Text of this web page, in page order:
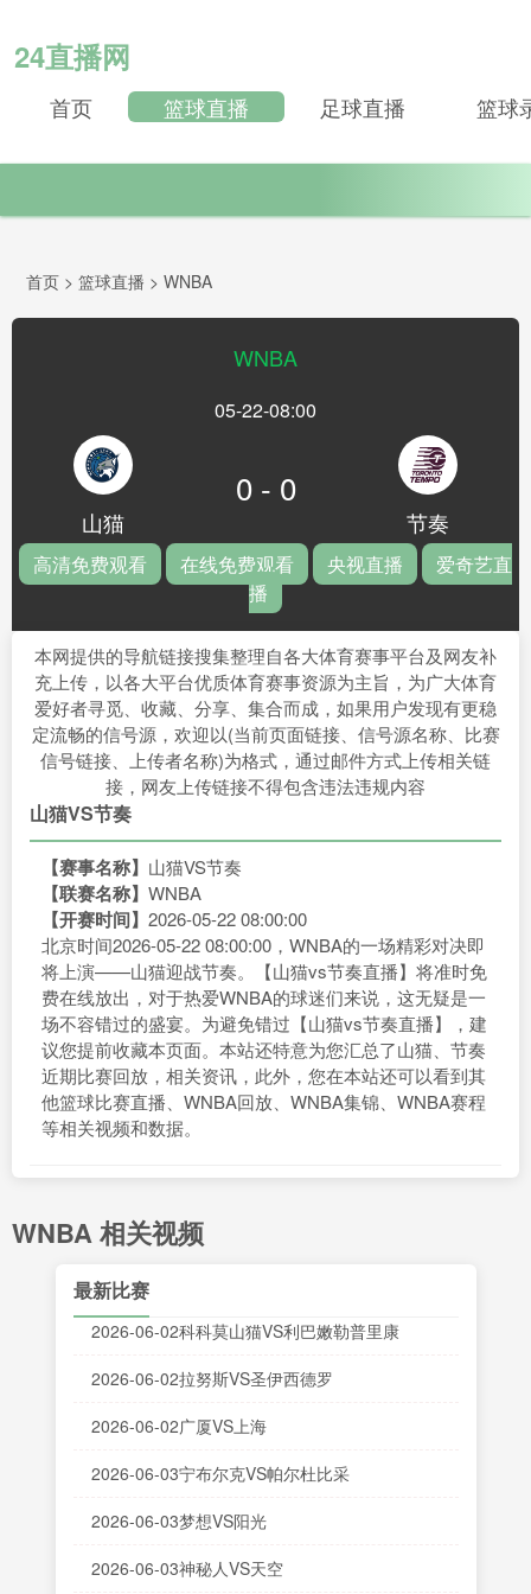
24直播网
首页 篮球直播 足球直播 篮球
首页 > 篮球直播 > WNBA
WNBA
05-22-08:00
山猫
0 - 0
节奏
高清免费观看 在线免费观看 央视直播
爱奇艺直
播
本网提供的导航链接搜集整理自各大体育赛事平台及网友补
充上传，以各大平台优质体育赛事资源为主旨，为广大体育
爱好者寻觅、收藏、分享、集合而成，如果用户发现有更稳
定流畅的信号源，欢迎以(当前页面链接、信号源名称、比赛
信号链接、上传者名称)为格式，通过邮件方式上传相关链
接，网友上传链接不得包含违法违规内容
山猫VS节奏
【赛事名称】 山猫VS节奏
【联赛名称】 WNBA
【开赛时间】 2026-05-22 08:00:00
北京时间2026-05-22 08:00:00，WNBA的一场精彩对决即
将上演——山猫迎战节奏。【山猫vs节奏直播】将准时免
费在线放出，对于热爱WNBA的球迷们来说，这无疑是一
场不容错过的盛宴。为避免错过【山猫vs节奏直播】，建
议您提前收藏本页面。本站还特意为您汇总了山猫、节奏
近期比赛回放，相关资讯，此外，您在本站还可以看到其
他篮球比赛直播、WNBA回放、WNBA集锦、WNBA赛程
等相关视频和数据。
WNBA 相关视频
最新比赛
2026-06-02科科莫山猫VS利巴嫩勒普里康
2026-06-02拉努斯VS圣伊西德罗
2026-06-02广厦VS上海
2026-06-03宁布尔克VS帕尔杜比采
2026-06-03梦想VS阳光
2026-06-03神秘人VS天空